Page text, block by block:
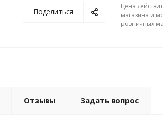
Поделиться
Цена
магазина и
розничных
Отзывы Задать вопрос